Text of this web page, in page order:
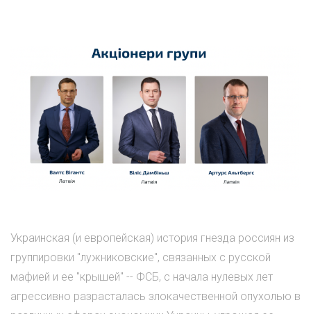
Украинская (и европейская) история гнезда россиян из
группировки "лужниковские", связанных с русской
мафией и ее "крышей" -- ФСБ, с начала нулевых лет
агрессивно разрасталась злокачественной опухолью в